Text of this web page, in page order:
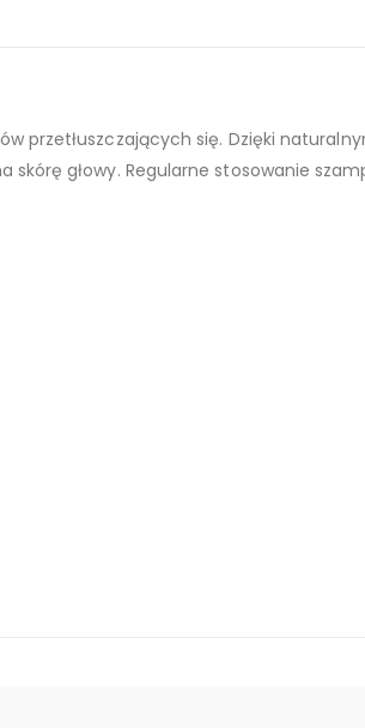
przetłuszczających się. Dzięki
głowy. Regularne stosowanie